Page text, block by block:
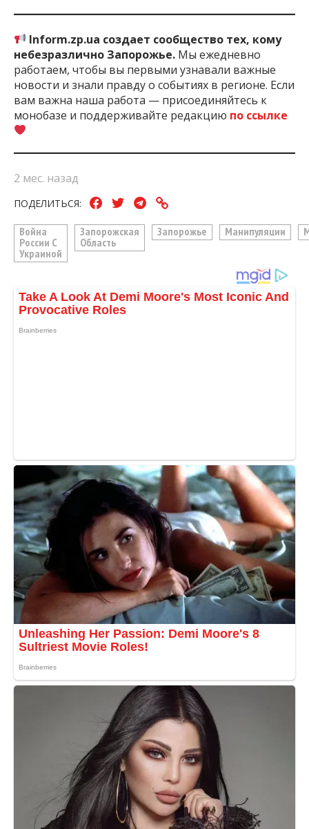
Inform.zp.ua создает сообщество тех, кому
небезразлично Запорожье. Мы ежедневно
работаем, чтобы вы первыми узнавали важные
новости и знали правду о событиях в регионе. Если
вам важна наша работа — присоединяйтесь к
монобазе и поддерживайте редакцию по ссылке
2 мес. назад
ПОДЕЛИТЬСЯ:
Война
России С
Украиной
Запорожская
Область
Запорожье Манипуляции